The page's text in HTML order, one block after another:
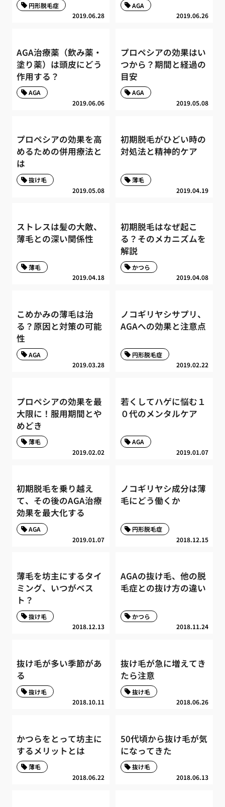
2019.06.28
円形脱毛症
2019.06.26
AGA
AGA治療薬（飲み薬・
塗り薬）は頭皮にどう
作用する？
2019.06.06
AGA
プロペシアの効果はい
つから？期間と経過の
目安
2019.05.08
AGA
プロペシアの効果を高
めるための併用療法と
は
2019.05.08
抜け毛
初期脱毛がひどい時の
対処法と精神的ケア
2019.04.19
薄毛
ストレスは髪の大敵、
薄毛との深い関係性
2019.04.18
薄毛
初期脱毛はなぜ起こ
る？そのメカニズムを
解説
2019.04.08
かつら
こめかみの薄毛は治
る？原因と対策の可能
性
2019.03.28
AGA
ノコギリヤシサプリ、
AGAへの効果と注意点
2019.02.22
円形脱毛症
プロペシアの効果を最
大限に！服用期間とや
めどき
2019.02.02
薄毛
若くしてハゲに悩む１
０代のメンタルケア
2019.01.07
AGA
初期脱毛を乗り越え
て、その後のAGA治療
効果を最大化する
2019.01.07
AGA
ノコギリヤシ成分は薄
毛にどう働くか
2018.12.15
円形脱毛症
薄毛を坊主にするタイ
ミング、いつがベス
ト？
2018.12.13
抜け毛
AGAの抜け毛、他の脱
毛症との抜け方の違い
2018.11.24
かつら
抜け毛が多い季節があ
る
2018.10.11
抜け毛
抜け毛が急に増えてき
たら注意
2018.06.26
抜け毛
かつらをとって坊主に
するメリットとは
2018.06.22
薄毛
50代頃から抜け毛が気
になってきた
2018.06.13
抜け毛